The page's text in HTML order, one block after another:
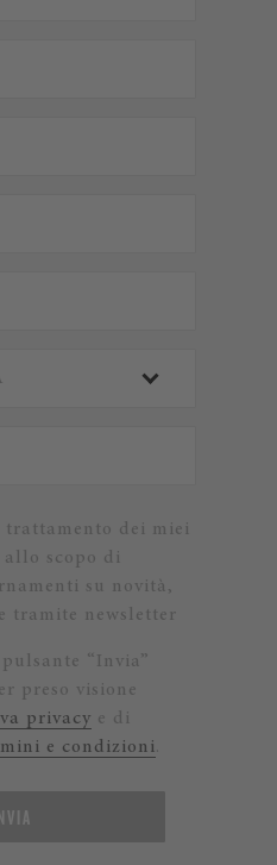
trattamento dei miei
scopo di
su novità,
tramite newsletter
“Invia”
preso visione
privacy e di
e condizioni.